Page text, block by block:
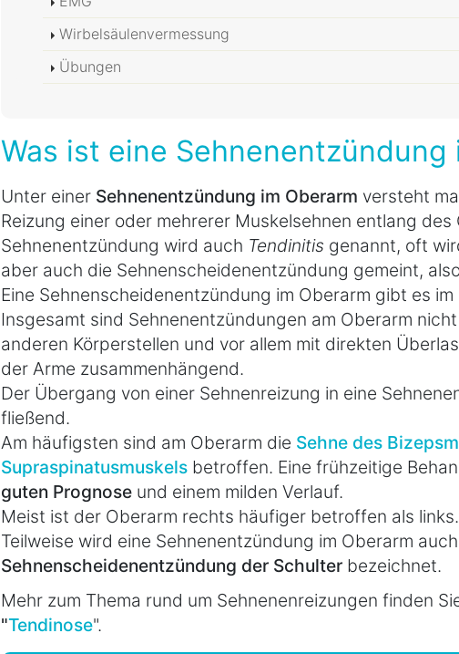
Wirbelsäulenvermessung
Übungen
Was ist eine Sehnenentzündung
Unter einer Sehnenentzündung im Oberarm versteht
Reizung einer oder mehrerer Muskelsehnen entlang des
Sehnenentzündung wird auch Tendinitis genannt, oft
aber auch die Sehnenscheidenentzündung gemeint,
Eine Sehnenscheidenentzündung im Oberarm gibt es
Insgesamt sind Sehnenentzündungen am Oberarm
anderen Körperstellen und vor allem mit direkten
der Arme zusammenhängend.
Der Übergang von einer Sehnenreizung in eine
fließend.
Am häufigsten sind am Oberarm die Sehne des
Supraspinatusmuskels betroffen. Eine frühzeitige
guten Prognose und einem milden Verlauf.
Meist ist der Oberarm rechts häufiger betroffen als links.
Teilweise wird eine Sehnenentzündung im Oberarm
Sehnenscheidenentzündung der Schulter bezeichnet.
Mehr zum Thema rund um Sehnenenreizungen finden
"Tendinose".